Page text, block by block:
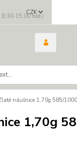
CZK
15:00 hod.)
náušnice 1,70g 585/1000
1,70g